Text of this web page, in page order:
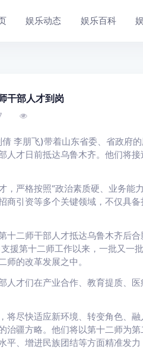
娱乐动态 娱乐百科
干部人才到岗
朋飞)带着山东省委、省政府的
人才日前抵达乌鲁木齐。他们将
严格按照“政治素质硬、业务能
商引资等多个关键领域，不仅具
十二师干部人才抵达乌鲁木齐后
第十二师工作以来，一批又一
师的改革发展之中。
才们在产业合作、教育提质、医
尽快适应新环境、转变角色、融
治疆方略。他们将以第十二师为
平、增进民族团结等方面精准发